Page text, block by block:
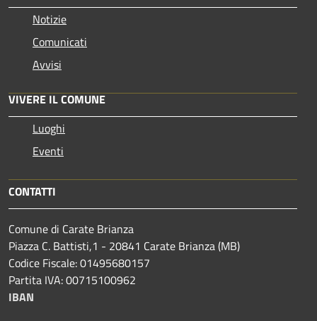
Notizie
Comunicati
Avvisi
VIVERE IL COMUNE
Luoghi
Eventi
CONTATTI
Comune di Carate Brianza
Piazza C. Battisti,1 - 20841 Carate Brianza (MB)
Codice Fiscale: 01495680157
Partita IVA: 00715100962
IBAN